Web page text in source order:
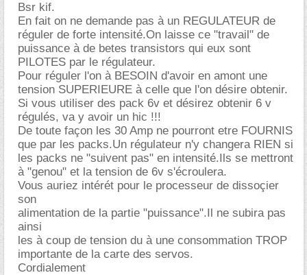
Bsr kif.
En fait on ne demande pas à un REGULATEUR de
réguler de forte intensité.On laisse ce "travail" de
puissance à de betes transistors qui eux sont
PILOTES par le régulateur.
Pour réguler l'on à BESOIN d'avoir en amont une
tension SUPERIEURE à celle que l'on désire obtenir.
Si vous utiliser des pack 6v et désirez obtenir 6 v
régulés, va y avoir un hic !!!
De toute façon les 30 Amp ne pourront etre FOURNIS
que par les packs.Un régulateur n'y changera RIEN si
les packs ne "suivent pas" en intensité.Ils se mettront
à "genou" et la tension de 6v s'écroulera.
Vous auriez intérét pour le processeur de dissoçier
son
alimentation de la partie "puissance".Il ne subira pas
ainsi
les à coup de tension du à une consommation TROP
importante de la carte des servos.
Cordialement